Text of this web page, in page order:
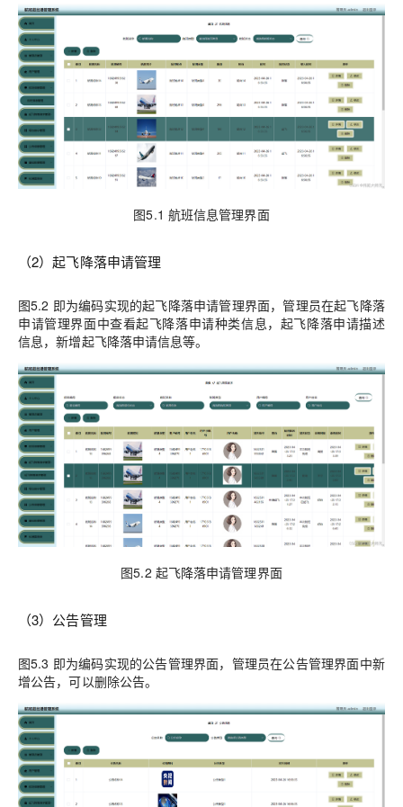
图5.1 航班信息管理界面
（2）起飞降落申请管理
图5.2 即为编码实现的起飞降落申请管理界面，管理员在起飞降落
申请管理界面中查看起飞降落申请种类信息，起飞降落申请描述
信息，新增起飞降落申请信息等。
图5.2 起飞降落申请管理界面
（3）公告管理
图5.3 即为编码实现的公告管理界面，管理员在公告管理界面中新
增公告，可以删除公告。